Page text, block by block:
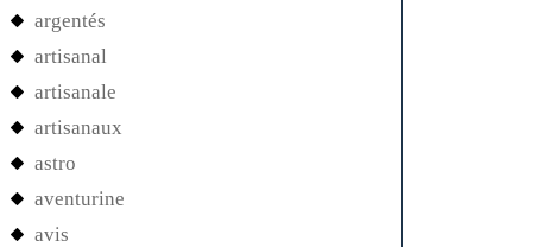
argentés
artisanal
artisanale
artisanaux
astro
aventurine
avis